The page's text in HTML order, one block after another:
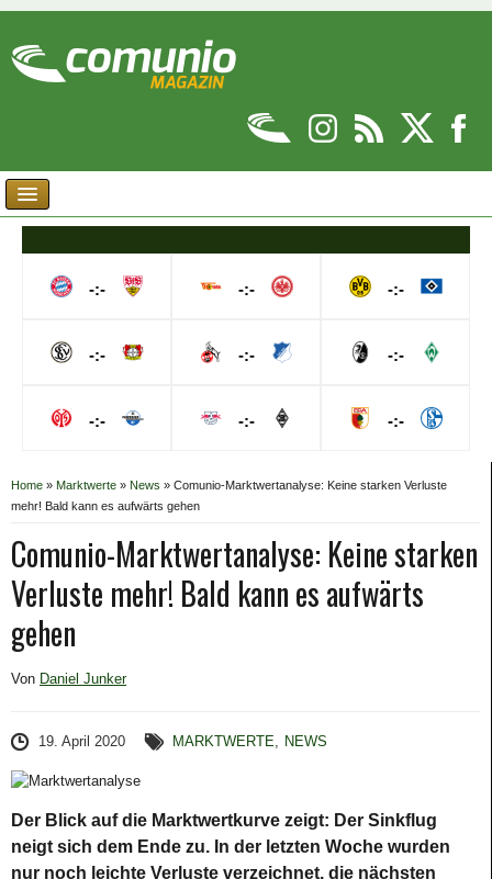
-:-
-:-
-:-
-:-
-:-
-:-
-:-
-:-
-:-
Home » Marktwerte » News » Comunio-Marktwertanalyse: Keine starken Verluste
mehr! Bald kann es aufwärts gehen
Comunio-Marktwertanalyse: Keine starken
Verluste mehr! Bald kann es aufwärts
gehen
Von Daniel Junker
19. April 2020 MARKTWERTE, NEWS
Der Blick auf die Marktwertkurve zeigt: Der Sinkflug
neigt sich dem Ende zu. In der letzten Woche wurden
nur noch leichte Verluste verzeichnet, die nächsten